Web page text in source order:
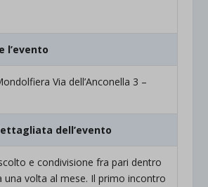
l’evento
Via dell’Anconella 3 –
dell’evento
e condivisione fra pari dentro
una volta al mese. Il primo incontro